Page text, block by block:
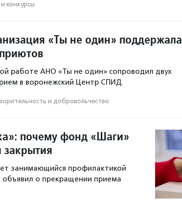
конкурсы
«Ты не один» поддержала
работе АНО «Ты не один» сопроводил двух
в воронежский Центр СПИД.
и доброволь­чест­во
почему фонд «Шаги»
закрытия
занимающийся профилактикой
о прекращении приема